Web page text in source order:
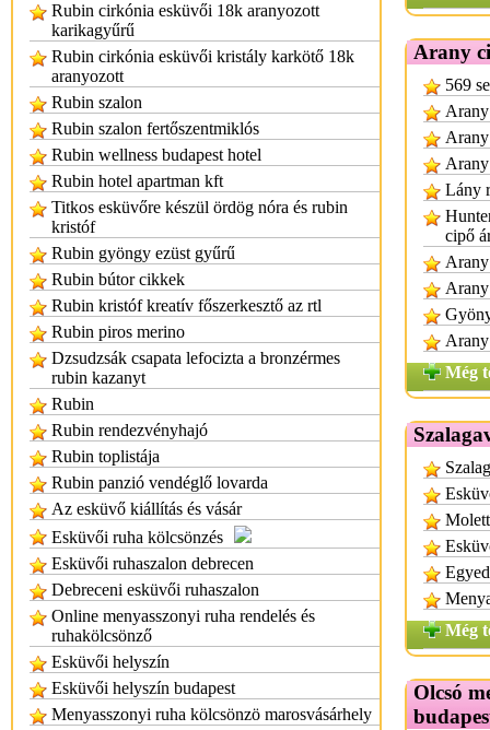
Rubin cirkónia esküvői 18k aranyozott
karikagyűrű
Rubin cirkónia esküvői kristály karkötő 18k
aranyozott
Rubin szalon
Rubin szalon fertőszentmiklós
Rubin wellness budapest hotel
Rubin hotel apartman kft
Titkos esküvőre készül ördög nóra és rubin
kristóf
Rubin gyöngy ezüst gyűrű
Rubin bútor cikkek
Rubin kristóf kreatív főszerkesztő az rtl
Rubin piros merino
Dzsudzsák csapata lefocizta a bronzérmes
rubin kazanyt
Rubin
Rubin rendezvényhajó
Rubin toplistája
Rubin panzió vendéglő lovarda
Az esküvő kiállítás és vásár
Esküvői ruha kölcsönzés
Esküvői ruhaszalon debrecen
Debreceni esküvői ruhaszalon
Online menyasszonyi ruha rendelés és
ruhakölcsönző
Esküvői helyszín
Esküvői helyszín budapest
Menyasszonyi ruha kölcsönzö marosvásárhely
Arany
569
Lány
cipő
Még
Még
Olcsó